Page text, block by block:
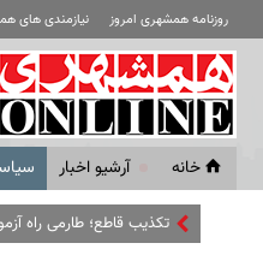
روزنامه همشهری امروز نیازمندی های
خانه آرشیو اخبار
تکذیب قاطع؛‌ طارمی راه